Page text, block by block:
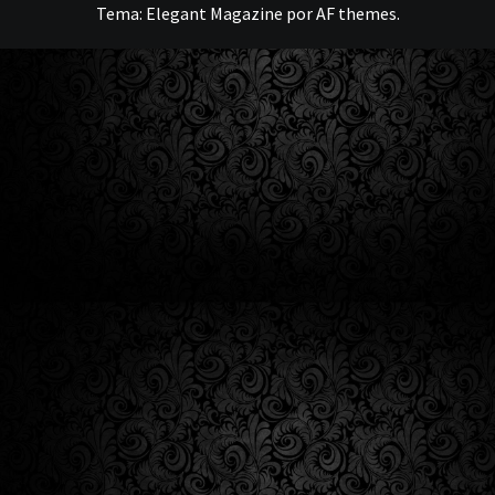
Tema: Elegant Magazine porAF themes.